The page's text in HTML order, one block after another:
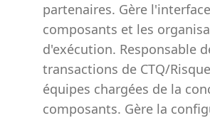
partenaires. Gère
composants et les
d'exécution. Responsable
transactions de CTQ/
équipes chargées de la
composants. Gère la